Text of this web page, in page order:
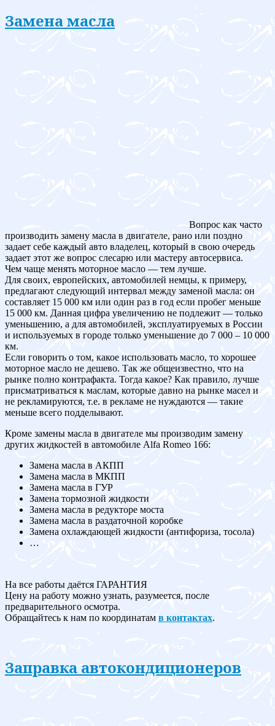
Замена масла
Вопрос как часто
производить замену масла в двигателе, рано или поздно
задает себе каждый авто владелец, который в свою очередь
задает этот же вопрос слесарю или мастеру автосервиса.
Чем чаще менять моторное масло — тем лучше.
Для своих, европейских, автомобилей немцы, к примеру,
предлагают следующий интервал между заменой масла: он
составляет 15 000 км или один раз в год если пробег меньше
15 000 км. Данная цифра увеличению не подлежит — только
уменьшению, а для автомобилей, эксплуатируемых в России
и используемых в городе только уменьшение до 7 000 – 10 000
км.
Если говорить о том, какое использовать масло, то хорошее
моторное масло не дешево. Так же общеизвестно, что на
рынке полно контрафакта. Тогда какое? Как правило, лучше
присматриваться к маслам, которые давно на рынке масел и
не рекламируются, т.е. в рекламе не нуждаются — такие
меньше всего подделывают.
Кроме замены масла в двигателе мы производим замену
других жидкостей в автомобиле Alfa Romeo 166:
Замена масла в АКПП
Замена масла в МКПП
Замена масла в ГУР
Замена тормозной жидкости
Замена масла в редукторе моста
Замена масла в раздаточной коробке
Замена охлаждающей жидкости (антифориза, тосола)
…
На все работы даётся ГАРАНТИЯ
Цену на работу можно узнать, разумеется, после
предварительного осмотра.
Обращайтесь к нам по координатам в контактах.
Заправка автокондиционеров